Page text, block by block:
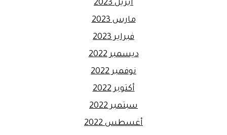
أبريل 2023
مارس 2023
فبراير 2023
ديسمبر 2022
نوفمبر 2022
أكتوبر 2022
سبتمبر 2022
أغسطس 2022